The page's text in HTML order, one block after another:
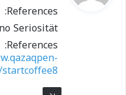
ل
References:
Seriosität
References: